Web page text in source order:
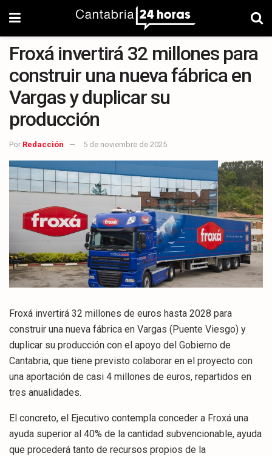
Froxá invertirá 32 millones para
construir una nueva fábrica en
Vargas y duplicar su
producción
Por Redacción 5 de noviembre de 2025
Froxá invertirá 32 millones de euros hasta 2028 para
construir una nueva fábrica en Vargas (Puente Viesgo) y
duplicar su producción con el apoyo del Gobierno de
Cantabria, que tiene previsto colaborar en el proyecto con
una aportación de casi 4 millones de euros, repartidos en
tres anualidades.
El concreto, el Ejecutivo contempla conceder a Froxá una
ayuda superior al 40% de la cantidad subvencionable, ayuda
que procederá tanto de recursos propios de la